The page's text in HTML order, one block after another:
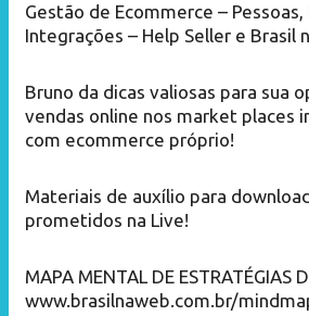
Gestão de Ecommerce – Pessoas,
Integrações – Help Seller e Brasil
Bruno da dicas valiosas para sua
vendas online nos market places
com ecommerce próprio!
Materiais de auxílio para
prometidos na Live!
MAPA MENTAL DE ESTRATÉGIAS
www.brasilnaweb.com.br/